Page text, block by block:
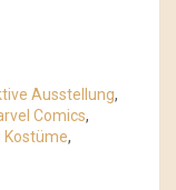
Ausstellung,
Comics,
Kostüme,